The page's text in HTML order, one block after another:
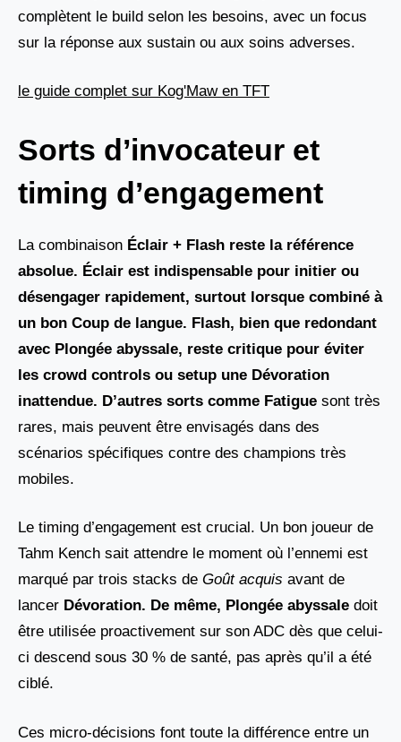
complètent le build selon les besoins, avec un focus
sur la réponse aux sustain ou aux soins adverses.
le guide complet sur Kog'Maw en TFT
Sorts d’invocateur et
timing d’engagement
La combinaison Éclair + Flash reste la référence
absolue. Éclair est indispensable pour initier ou
désengager rapidement, surtout lorsque combiné à
un bon Coup de langue. Flash, bien que redondant
avec Plongée abyssale, reste critique pour éviter
les crowd controls ou setup une Dévoration
inattendue. D’autres sorts comme Fatigue sont très
rares, mais peuvent être envisagés dans des
scénarios spécifiques contre des champions très
mobiles.
Le timing d’engagement est crucial. Un bon joueur de
Tahm Kench sait attendre le moment où l’ennemi est
marqué par trois stacks de Goût acquis avant de
lancer Dévoration. De même, Plongée abyssale doit
être utilisée proactivement sur son ADC dès que celui-
ci descend sous 30 % de santé, pas après qu’il a été
ciblé.
Ces micro-décisions font toute la différence entre un